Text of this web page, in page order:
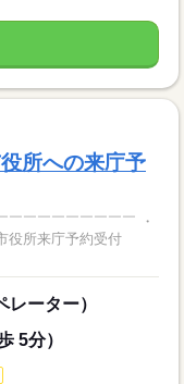
所への来庁予
￣￣￣￣￣￣￣￣￣ ・
市役所来庁予約受付
ーター）
5分）